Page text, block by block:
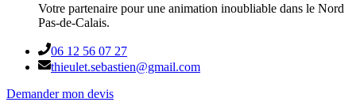
Votre partenaire pour une animation inoubliable dans le Nord
Pas-de-Calais.
06 12 56 07 27
thieulet.sebastien@gmail.com
Demander mon devis